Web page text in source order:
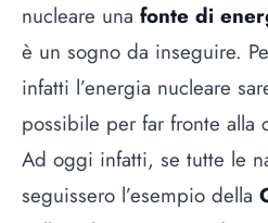
nucleare una fonte di
è un sogno da inseguire.
infatti l’energia nucleare
possibile per far fronte alla
Ad oggi infatti, se tutte le
seguissero l’esempio della